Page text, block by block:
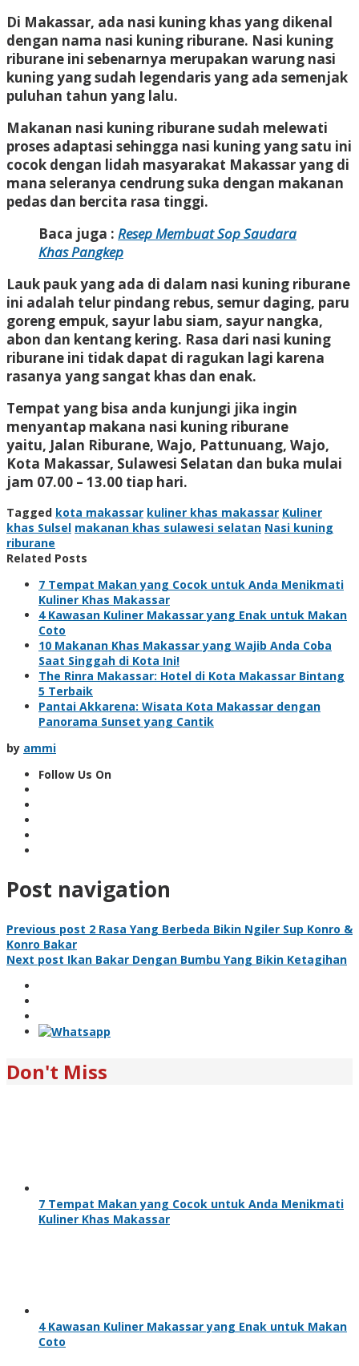
Di Makassar, ada nasi kuning khas yang dikenal
dengan nama nasi kuning riburane. Nasi kuning
riburane ini sebenarnya merupakan warung nasi
kuning yang sudah legendaris yang ada semenjak
puluhan tahun yang lalu.
Makanan nasi kuning riburane sudah melewati
proses adaptasi sehingga nasi kuning yang satu ini
cocok dengan lidah masyarakat Makassar yang di
mana seleranya cendrung suka dengan makanan
pedas dan bercita rasa tinggi.
Baca juga : Resep Membuat Sop Saudara
Khas Pangkep
Lauk pauk yang ada di dalam nasi kuning riburane
ini adalah telur pindang rebus, semur daging, paru
goreng empuk, sayur labu siam, sayur nangka,
abon dan kentang kering. Rasa dari nasi kuning
riburane ini tidak dapat di ragukan lagi karena
rasanya yang sangat khas dan enak.
Tempat yang bisa anda kunjungi jika ingin
menyantap makana nasi kuning riburane
yaitu, Jalan Riburane, Wajo, Pattunuang, Wajo,
Kota Makassar, Sulawesi Selatan dan buka mulai
jam 07.00 – 13.00 tiap hari.
Tagged kota makassar kuliner khas makassar Kuliner
khas Sulsel makanan khas sulawesi selatan Nasi kuning
riburane
Related Posts
7 Tempat Makan yang Cocok untuk Anda Menikmati
Kuliner Khas Makassar
4 Kawasan Kuliner Makassar yang Enak untuk Makan
Coto
10 Makanan Khas Makassar yang Wajib Anda Coba
Saat Singgah di Kota Ini!
The Rinra Makassar: Hotel di Kota Makassar Bintang
5 Terbaik
Pantai Akkarena: Wisata Kota Makassar dengan
Panorama Sunset yang Cantik
by ammi
Follow Us On
Post navigation
Previous post 2 Rasa Yang Berbeda Bikin Ngiler Sup Konro &
Konro Bakar
Next post Ikan Bakar Dengan Bumbu Yang Bikin Ketagihan
Don't Miss
7 Tempat Makan yang Cocok untuk Anda Menikmati
Kuliner Khas Makassar
4 Kawasan Kuliner Makassar yang Enak untuk Makan
Coto